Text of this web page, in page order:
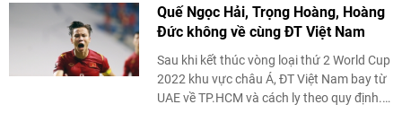
Quế Ngọc Hải, Trọng Hoàng, Hoàng
Đức không về cùng ĐT Việt Nam
Sau khi kết thúc vòng loại thứ 2 World Cup
2022 khu vực châu Á, ĐT Việt Nam bay từ
UAE về TP.HCM và cách ly theo quy định.